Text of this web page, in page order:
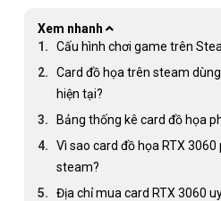
Xem nhanh
Cấu hình chơi game trên
Card đồ họa trên steam
hiện tại?
Bảng thống kê card đồ họa
Vì sao card đồ họa RTX
steam?
Địa chỉ mua card RTX 3060